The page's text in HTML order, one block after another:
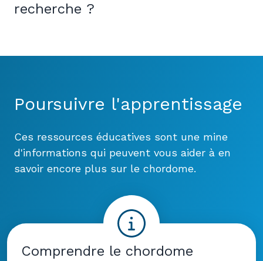
recherche ?
Poursuivre l'apprentissage
Ces ressources éducatives sont une mine
d'informations qui peuvent vous aider à en
savoir encore plus sur le chordome.
Comprendre le chordome